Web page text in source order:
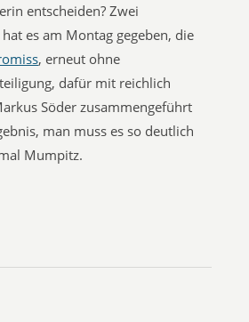
entscheiden? Zwei
es am Montag gegeben, die
, erneut ohne
dafür mit reichlich
Söder zusammengeführt
man muss es so deutlich
Mumpitz.